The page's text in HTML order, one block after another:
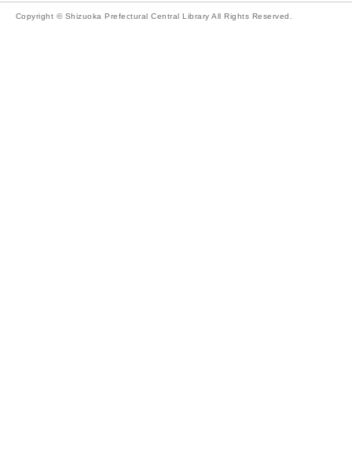
Copyright © Shizuoka Prefectural Central Library All Rights Reserved.